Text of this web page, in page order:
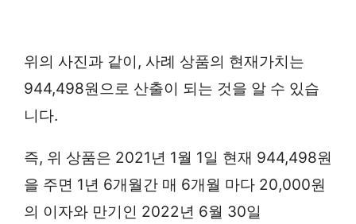
위의 사진과 같이, 사례 상품의 현재가치는
944,498원으로 산출이 되는 것을 알 수 있습
니다.
즉, 위 상품은 2021년 1월 1일 현재 944,498원
을 주면 1년 6개월간 매 6개월 마다 20,000원
의 이자와 만기인 2022년 6월 30일